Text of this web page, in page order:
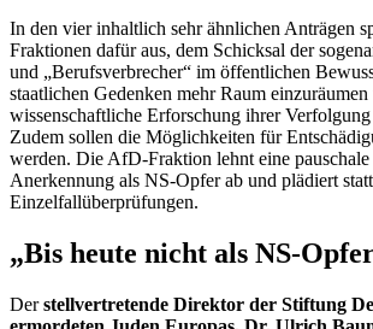
In den vier inhaltlich sehr ähnlichen Anträgen
Fraktionen dafür aus, dem Schicksal der
und „Berufsverbrecher“ im öffentlichen
staatlichen Gedenken mehr Raum
wissenschaftliche Erforschung ihrer
Zudem sollen die Möglichkeiten für
werden. Die AfD-Fraktion lehnt eine
Anerkennung als NS-Opfer ab und plädiert
Einzelfallüberprüfungen.
„Bis heute nicht als NS-
Derstellvertretende Direktor der Stiftung